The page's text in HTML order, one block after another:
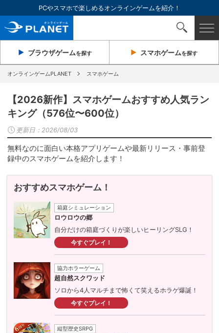
PCやスマホで楽しめるオンラインゲームを紹介！
ブラウザゲームを探す スマホゲームを探す
オンラインゲームPLANET スマホゲーム
【2026新作】スマホゲームおすすめ人気ラン
キング（576位〜600位）
更新日： 2026/08/03
無料なのに面白い本格アプリゲームや最新リリース・事前登
録中のスマホゲームを紹介します！
おすすめスマホゲーム！
箱庭シミュレーション
ロウロウの郷
自分だけの箱庭づくりが楽しいヒーリングSLG！
今すぐプレイ！
協力ホラーゲーム
超自然スクワッド
ソロから4人マルチまで怖くて笑えるホラゲ爆誕！
今すぐプレイ！
縦型歴史SRPG